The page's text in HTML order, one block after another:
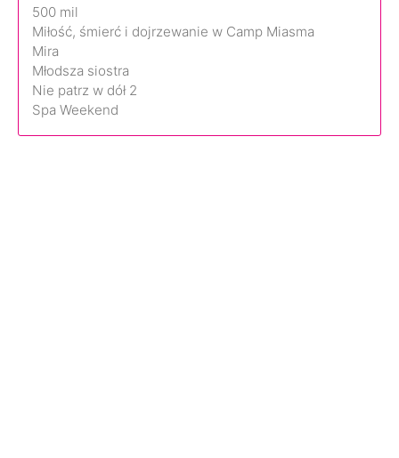
500 mil
Miłość, śmierć i dojrzewanie w Camp Miasma
Mira
Młodsza siostra
Nie patrz w dół 2
Spa Weekend